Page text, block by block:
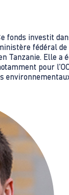
fonds investit
fédéral
Tanzanie. Elle
pour